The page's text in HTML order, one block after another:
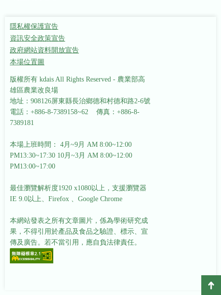
隱私權保護宣告
資訊安全政策宣告
政府網站資料開放宣告
本場位置圖
版權所有 kdais All Rights Reserved - 農業部高
雄區農業改良場
地址：908126屏東縣長治鄉德和村德和路2-6號
電話：+886-8-7389158~62 傳真：+886-8-
7389181
本場上班時間： 4月~9月 AM 8:00~12:00
PM13:30~17:30 10月~3月 AM 8:00~12:00
PM13:00~17:00
最佳瀏覽解析度1920 x1080以上，支援瀏覽器
IE 9.0以上、Firefox 、Google Chrome
本網站發表之所有文章圖片，係為學術研究成
果，不得引用於產品及食品之驗證、標示、宣
傳及廣告。若不當引用，應自負法律責任。